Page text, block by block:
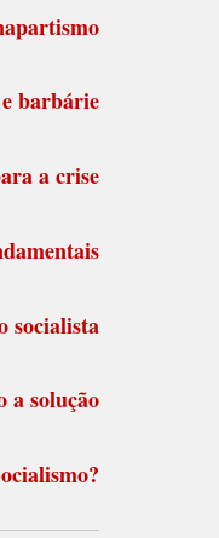
barbárie
a crise
socialista
a solução